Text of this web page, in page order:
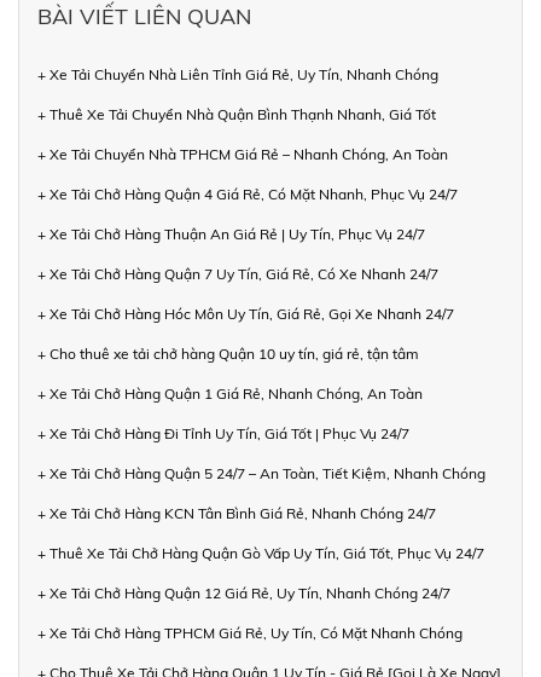
BÀI VIẾT LIÊN QUAN
+ Xe Tải Chuyển Nhà Liên Tỉnh Giá Rẻ, Uy Tín, Nhanh Chóng
+ Thuê Xe Tải Chuyển Nhà Quận Bình Thạnh Nhanh, Giá Tốt
+ Xe Tải Chuyển Nhà TPHCM Giá Rẻ – Nhanh Chóng, An Toàn
+ Xe Tải Chở Hàng Quận 4 Giá Rẻ, Có Mặt Nhanh, Phục Vụ 24/7
+ Xe Tải Chở Hàng Thuận An Giá Rẻ | Uy Tín, Phục Vụ 24/7
+ Xe Tải Chở Hàng Quận 7 Uy Tín, Giá Rẻ, Có Xe Nhanh 24/7
+ Xe Tải Chở Hàng Hóc Môn Uy Tín, Giá Rẻ, Gọi Xe Nhanh 24/7
+ Cho thuê xe tải chở hàng Quận 10 uy tín, giá rẻ, tận tâm
+ Xe Tải Chở Hàng Quận 1 Giá Rẻ, Nhanh Chóng, An Toàn
+ Xe Tải Chở Hàng Đi Tỉnh Uy Tín, Giá Tốt | Phục Vụ 24/7
+ Xe Tải Chở Hàng Quận 5 24/7 – An Toàn, Tiết Kiệm, Nhanh Chóng
+ Xe Tải Chở Hàng KCN Tân Bình Giá Rẻ, Nhanh Chóng 24/7
+ Thuê Xe Tải Chở Hàng Quận Gò Vấp Uy Tín, Giá Tốt, Phục Vụ 24/7
+ Xe Tải Chở Hàng Quận 12 Giá Rẻ, Uy Tín, Nhanh Chóng 24/7
+ Xe Tải Chở Hàng TPHCM Giá Rẻ, Uy Tín, Có Mặt Nhanh Chóng
+ Cho Thuê Xe Tải Chở Hàng Quận 1 Uy Tín - Giá Rẻ [Gọi Là Xe Ngay]